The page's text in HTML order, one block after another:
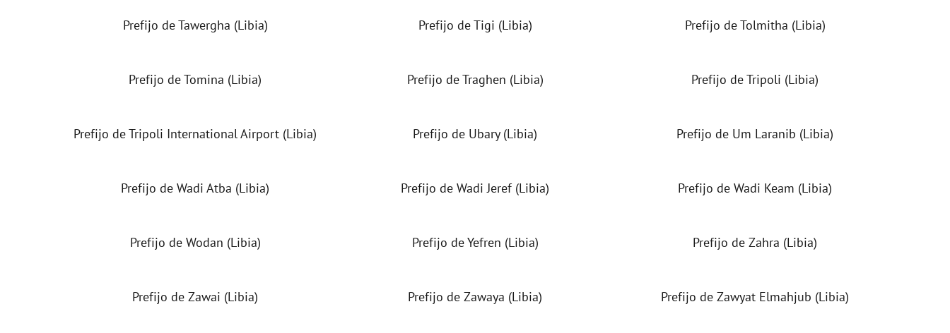
Prefijo de Tawergha (Libia) Prefijo de Tigi (Libia) Prefijo de Tolmitha (Libia)
Prefijo de Tomina (Libia) Prefijo de Traghen (Libia) Prefijo de Tripoli (Libia)
Prefijo de Tripoli International Airport (Libia) Prefijo de Ubary (Libia) Prefijo de Um Laranib (Libia)
Prefijo de Wadi Atba (Libia) Prefijo de Wadi Jeref (Libia) Prefijo de Wadi Keam (Libia)
Prefijo de Wodan (Libia) Prefijo de Yefren (Libia) Prefijo de Zahra (Libia)
Prefijo de Zawai (Libia) Prefijo de Zawaya (Libia) Prefijo de Zawyat Elmahjub (Libia)